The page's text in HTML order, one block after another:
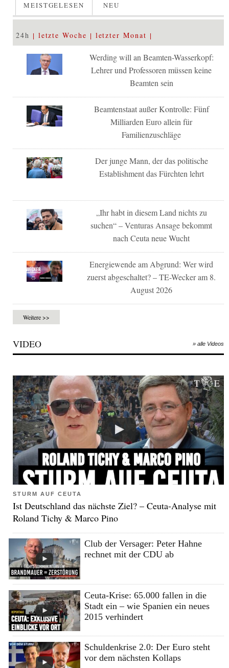
MEISTGELESEN NEU
24h letzte Woche letzter Monat
Werding will an Beamten-Wasserkopf:
Lehrer und Professoren müssen keine
Beamten sein
Beamtenstaat außer Kontrolle: Fünf
Milliarden Euro allein für
Familienzuschläge
Der junge Mann, der das politische
Establishment das Fürchten lehrt
„Ihr habt in diesem Land nichts zu
suchen“ – Venturas Ansage bekommt
nach Ceuta neue Wucht
Energiewende am Abgrund: Wer wird
zuerst abgeschaltet? – TE-Wecker am 8.
August 2026
Weitere >>
VIDEO » alle Videos
STURM AUF CEUTA
Ist Deutschland das nächste Ziel? – Ceuta-Analyse mit
Roland Tichy & Marco Pino
Club der Versager: Peter Hahne
rechnet mit der CDU ab
Ceuta-Krise: 65.000 fallen in die
Stadt ein – wie Spanien ein neues
2015 verhindert
Schuldenkrise 2.0: Der Euro steht
vor dem nächsten Kollaps